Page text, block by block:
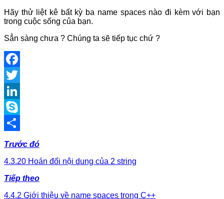
Hãy thử liệt kê bất kỳ ba name spaces nào đi kèm với bạn
trong cuộc sống của bạn.
Sẳn sàng chưa ? Chúng ta sẽ tiếp tục chứ ?
Facebook
Twitter
LinkedIn
Skype
Share
Trước đó
4.3.20 Hoán đổi nội dung của 2 string
Tiếp theo
4.4.2 Giới thiệu về name spaces trong C++